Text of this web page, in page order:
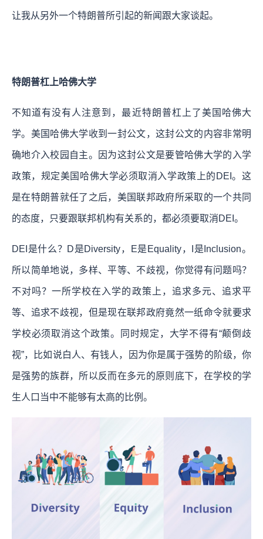
让我从另外一个特朗普所引起的新闻跟大家谈起。
特朗普杠上哈佛大学
不知道有没有人注意到，最近特朗普杠上了美国哈佛大
学。美国哈佛大学收到一封公文，这封公文的内容非常明
确地介入校园自主。因为这封公文是要管哈佛大学的入学
政策，规定美国哈佛大学必须取消入学政策上的DEI。这
是在特朗普就任了之后，美国联邦政府所采取的一个共同
的态度，只要跟联邦机构有关系的，都必须要取消DEI。
DEI是什么？D是Diversity，E是Equality，I是Inclusion。
所以简单地说，多样、平等、不歧视，你觉得有问题吗？
不对吗？一所学校在入学的政策上，追求多元、追求平
等、追求不歧视，但是现在联邦政府竟然一纸命令就要求
学校必须取消这个政策。同时规定，大学不得有“颠倒歧
视”，比如说白人、有钱人，因为你是属于强势的阶级，你
是强势的族群，所以反而在多元的原则底下，在学校的学
生人口当中不能够有太高的比例。